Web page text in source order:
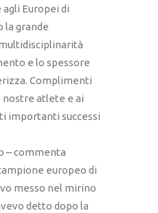
Europei di
la grande
e lo spessore
Complimenti
nostre atlete e ai
importanti successi
– commenta
europeo di
messo nel mirino
detto dopo la